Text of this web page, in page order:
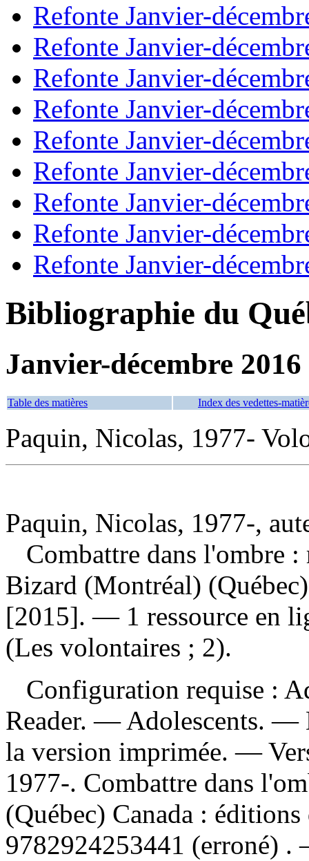
Refonte Janvier-
Refonte Janvier-
Refonte Janvier-
Refonte Janvier-
Refonte Janvier-
Refonte Janvier-
Refonte Janvier-
Refonte Janvier-
Refonte Janvier-
Bibliographie du
Janvier-décembre 2016
Table des matières Index des vedettes-
Paquin, Nicolas, 1977-
Paquin, Nicolas, 1977-,
Combattre dans l'ombre
Bizard (Montréal)
[2015]. — 1 ressource en
(Les volontaires ; 2).
Configuration requise :
Reader. — Adolescents. —
la version imprimée. —
1977-. Combattre dans
(Québec) Canada :
9782924253441 (erroné)